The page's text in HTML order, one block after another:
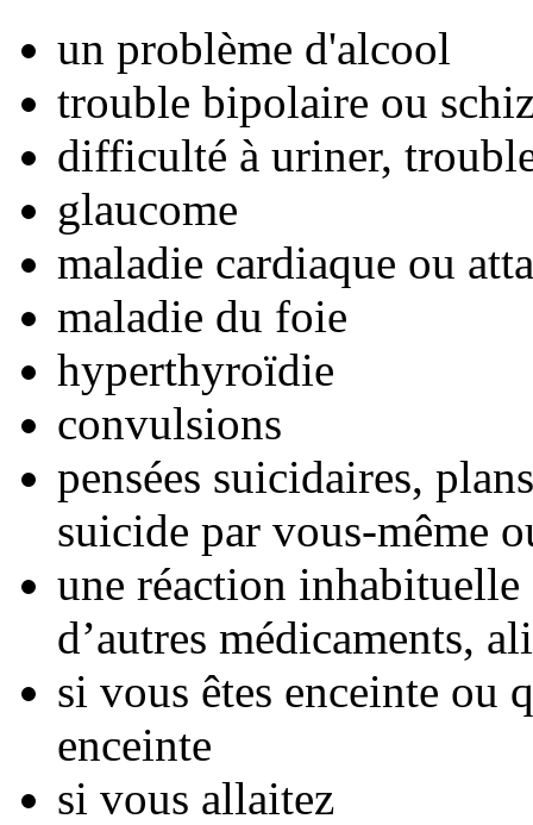
un problème d'alcool
trouble bipolaire ou
difficulté à uriner,
glaucome
maladie cardiaque ou
maladie du foie
hyperthyroïdie
convulsions
pensées suicidaires,
suicide par vous-même
une réaction
d’autres médicaments,
si vous êtes enceinte ou
enceinte
si vous allaitez